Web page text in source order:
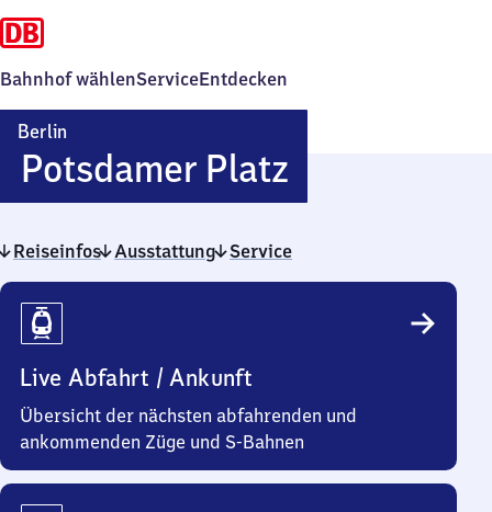
Bahnhof wählenServiceEntdecken
Berlin
Potsdamer PlatzBerlin
Potsdamer
Platz
Reiseinfos Ausstattung Service
Reiseinfos
Live Abfahrt / Ankunft
Übersicht der nächsten abfahrenden und
ankommenden Züge und S-Bahnen